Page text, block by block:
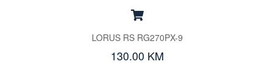
LORUS RS RG270PX-9
130.00 KM